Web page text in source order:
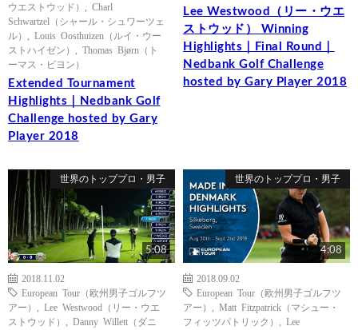
ウエストウッド）
Charl
Schwartzel（シャール・シュワーツェ
ル）
Louis Oosthuizen（ルイ・ウー
ストハイゼン）
Thomas Bjørn（ト
ーマス・ビヨン）
Extended Tournament
Highlights｜Nedbank Golf
Challenge hosted by Gary
Player 2018
Lee Westwood（リー・ウエ
ストウッド） Winning
Highlights｜Final Round｜
Nedbank Golf Challenge
hosted by Gary Player 2018
世界のトッププロ・男子
5:08
2018.11.02
European Tour（欧州男子ゴルフツ
アー）
Lee Westwood（リー・ウエ
ストウッド）
Danny Willett（ダニ
世界のトッププロ・男子
4:08
2018.09.02
European Tour（欧州男子ゴルフツ
アー）
Matt Fitzpatrick（マシュー・
フィッツパトリック）
Lee